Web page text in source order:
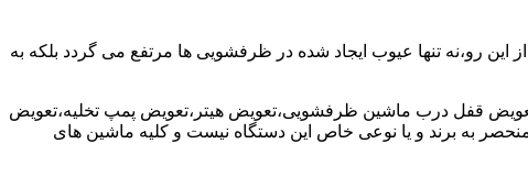
این رو،نه تنها عیوب ایجاد شده در ظرفشویی ها مرتفع می گردد بلکه به
قفل درب ماشین ظرفشویی،تعویض هیتر،تعویض پمپ تخلیه،تعویض
به برند و یا نوعی خاص این دستگاه نیست و کلیه ماشین های